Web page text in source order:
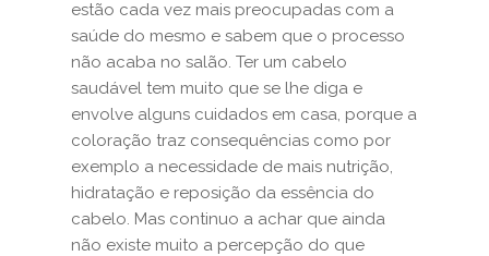
estão cada vez mais preocupadas com a
saúde do mesmo e sabem que o processo
não acaba no salão. Ter um cabelo
saudável tem muito que se lhe diga e
envolve alguns cuidados em casa, porque a
coloração traz consequências como por
exemplo a necessidade de mais nutrição,
hidratação e reposição da essência do
cabelo. Mas continuo a achar que ainda
não existe muito a percepção do que